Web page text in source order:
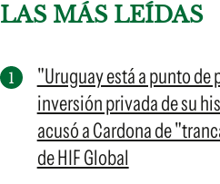
LAS MÁS LEÍDAS
"Uruguay está a punto de
inversión privada de su
acusó a Cardona de
de HIF Global